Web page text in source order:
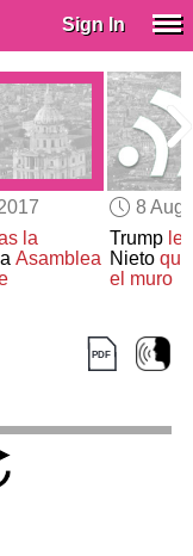
Sign In
la
Asamblea
8
Trump le
Nieto
el muro